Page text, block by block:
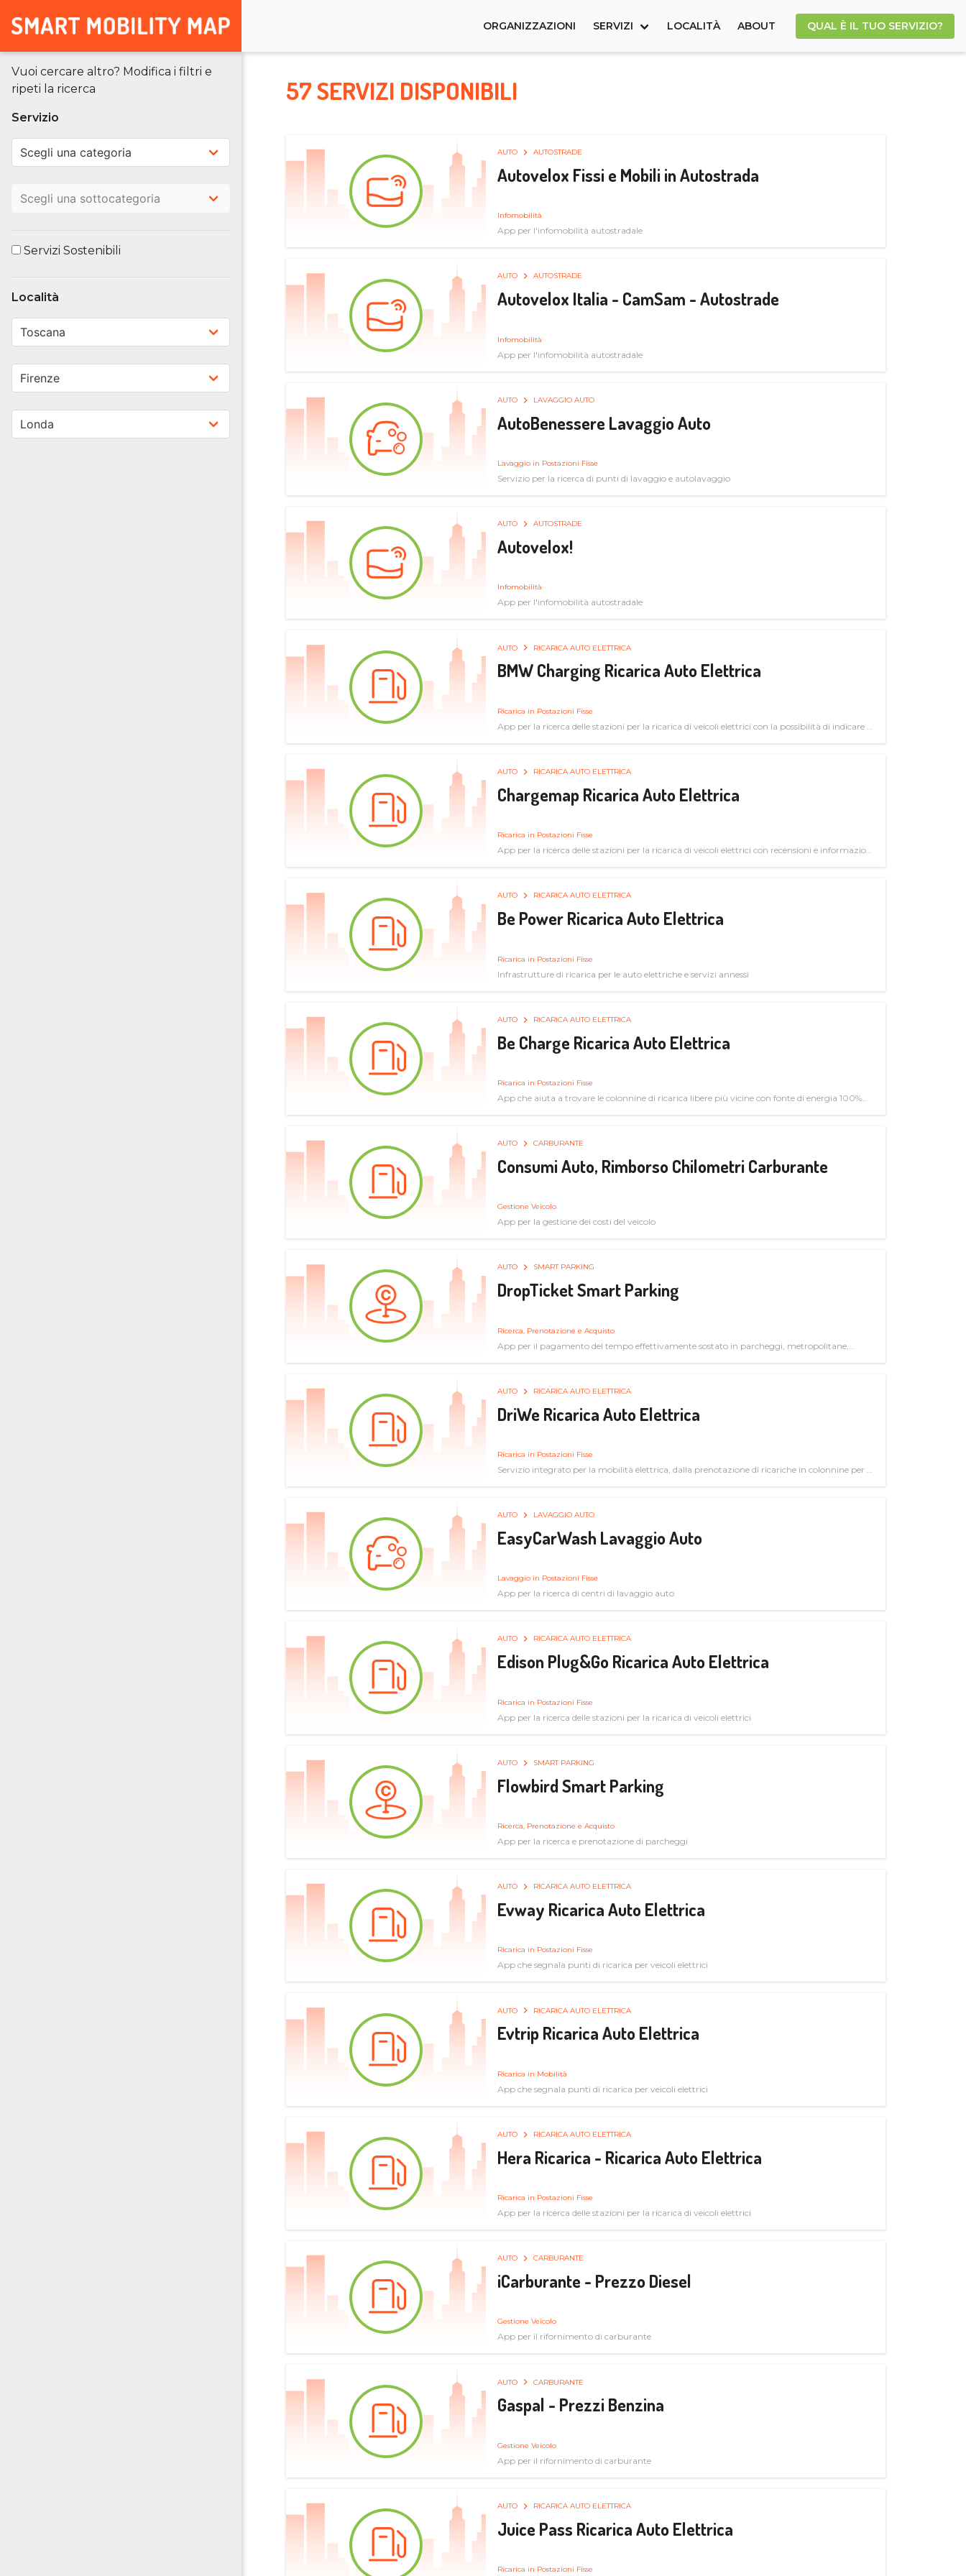
ORGANIZZAZIONI SERVIZI LOCALITÀ ABOUT QUAL È IL TUO SERVIZIO?
Vuoi cercare altro? Modifica i filtri e
ripeti la ricerca
Servizio
Servizi Sostenibili
Località
57 SERVIZI DISPONIBILI
AUTO AUTOSTRADE
Autovelox Fissi e Mobili in Autostrada
Infomobilità
App per l'infomobilità autostradale
AUTO AUTOSTRADE
Autovelox Italia - CamSam - Autostrade
Infomobilità
App per l'infomobilità autostradale
AUTO LAVAGGIO AUTO
AutoBenessere Lavaggio Auto
Lavaggio in Postazioni Fisse
Servizio per la ricerca di punti di lavaggio e autolavaggio
AUTO AUTOSTRADE
Autovelox!
Infomobilità
App per l'infomobilità autostradale
AUTO RICARICA AUTO ELETTRICA
BMW Charging Ricarica Auto Elettrica
Ricarica in Postazioni Fisse
App per la ricerca delle stazioni per la ricarica di veicoli elettrici con la possibilità di indicare le
AUTO RICARICA AUTO ELETTRICA
Chargemap Ricarica Auto Elettrica
Ricarica in Postazioni Fisse
App per la ricerca delle stazioni per la ricarica di veicoli elettrici con recensioni e informazioni
AUTO RICARICA AUTO ELETTRICA
Be Power Ricarica Auto Elettrica
Ricarica in Postazioni Fisse
Infrastrutture di ricarica per le auto elettriche e servizi annessi
AUTO RICARICA AUTO ELETTRICA
Be Charge Ricarica Auto Elettrica
Ricarica in Postazioni Fisse
App che aiuta a trovare le colonnine di ricarica libere più vicine con fonte di energia 100%
AUTO CARBURANTE
Consumi Auto, Rimborso Chilometri Carburante
Gestione Veicolo
App per la gestione dei costi del veicolo
AUTO SMART PARKING
DropTicket Smart Parking
Ricerca, Prenotazione e Acquisto
App per il pagamento del tempo effettivamente sostato in parcheggi, metropolitane,
AUTO RICARICA AUTO ELETTRICA
DriWe Ricarica Auto Elettrica
Ricarica in Postazioni Fisse
Servizio integrato per la mobilità elettrica, dalla prenotazione di ricariche in colonnine per il
AUTO LAVAGGIO AUTO
EasyCarWash Lavaggio Auto
Lavaggio in Postazioni Fisse
App per la ricerca di centri di lavaggio auto
AUTO RICARICA AUTO ELETTRICA
Edison Plug&Go Ricarica Auto Elettrica
Ricarica in Postazioni Fisse
App per la ricerca delle stazioni per la ricarica di veicoli elettrici
AUTO SMART PARKING
Flowbird Smart Parking
Ricerca, Prenotazione e Acquisto
App per la ricerca e prenotazione di parcheggi
AUTO RICARICA AUTO ELETTRICA
Evway Ricarica Auto Elettrica
Ricarica in Postazioni Fisse
App che segnala punti di ricarica per veicoli elettrici
AUTO RICARICA AUTO ELETTRICA
Evtrip Ricarica Auto Elettrica
Ricarica in Mobilità
App che segnala punti di ricarica per veicoli elettrici
AUTO RICARICA AUTO ELETTRICA
Hera Ricarica - Ricarica Auto Elettrica
Ricarica in Postazioni Fisse
App per la ricerca delle stazioni per la ricarica di veicoli elettrici
AUTO CARBURANTE
iCarburante - Prezzo Diesel
Gestione Veicolo
App per il rifornimento di carburante
AUTO CARBURANTE
Gaspal - Prezzi Benzina
Gestione Veicolo
App per il rifornimento di carburante
AUTO RICARICA AUTO ELETTRICA
Juice Pass Ricarica Auto Elettrica
Ricarica in Postazioni Fisse